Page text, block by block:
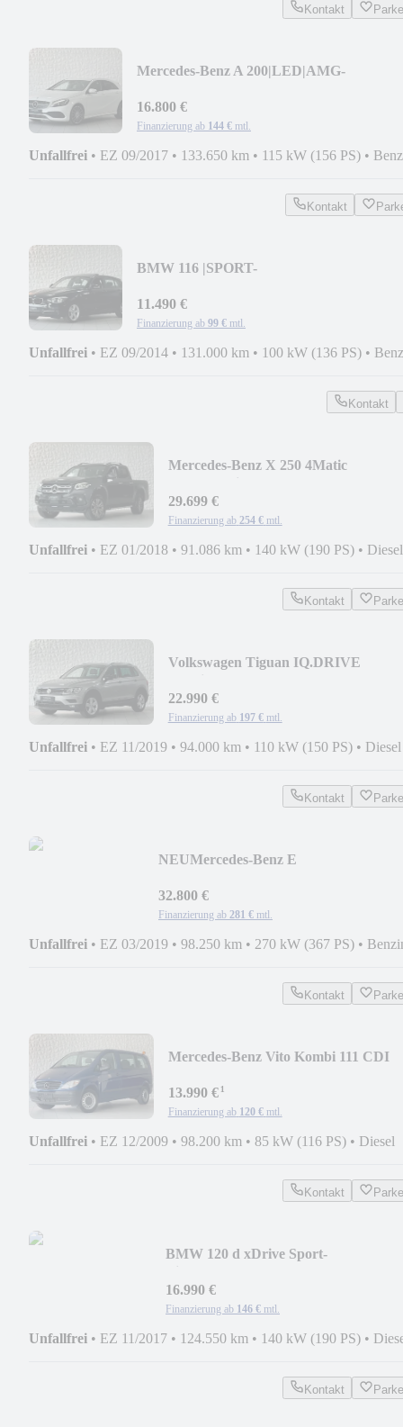
Kontakt
Mercedes-Benz A 200|LED|AMG-
16.800 €
Finanzierung ab 144 € mtl.
Unfallfrei • EZ 09/2017 • 133.650 km • 115 kW (156 PS) •
Kontakt
BMW 116 |SPORT-
11.490 €
Finanzierung ab 99 € mtl.
Unfallfrei • EZ 09/2014 • 131.000 km • 100 kW (136 PS) •
Kontakt
Mercedes-Benz X 250 4Matic
Edition*AHK*SPUR*TOT*
29.699 €
Finanzierung ab 254 € mtl.
Unfallfrei • EZ 01/2018 • 91.086 km • 140 kW (190 PS) • Diesel
Kontakt
Volkswagen Tiguan IQ.DRIVE
22.990 €
Finanzierung ab 197 € mtl.
Unfallfrei • EZ 11/2019 • 94.000 km • 110 kW (150 PS) • Diesel
Kontakt
NEUMercedes-Benz E
32.800 €
Finanzierung ab 281 € mtl.
Unfallfrei • EZ 03/2019 • 98.250 km • 270 kW (367 PS) •
Kontakt
Mercedes-Benz Vito Kombi 111 CDI
13.990 €¹
Finanzierung ab 120 € mtl.
Unfallfrei • EZ 12/2009 • 98.200 km • 85 kW (116 PS) • Diesel
Kontakt
BMW 120 d xDrive Sport-
16.990 €
Finanzierung ab 146 € mtl.
Unfallfrei • EZ 11/2017 • 124.550 km • 140 kW (190 PS) •
Kontakt